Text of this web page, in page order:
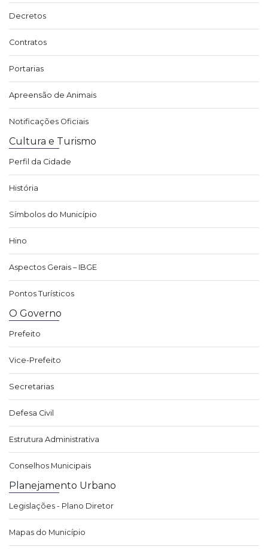
Decretos
Contratos
Portarias
Apreensão de Animais
Notificações Oficiais
Cultura e Turismo
Perfil da Cidade
História
Símbolos do Município
Hino
Aspectos Gerais – IBGE
Pontos Turísticos
O Governo
Prefeito
Vice-Prefeito
Secretarias
Defesa Civil
Estrutura Administrativa
Conselhos Municipais
Planejamento Urbano
Legislações - Plano Diretor
Mapas do Município